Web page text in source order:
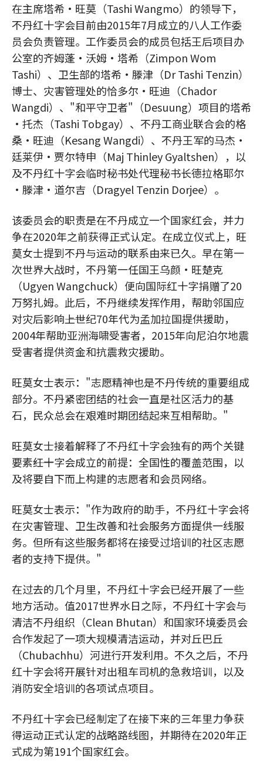
在主席塔希·旺莫（Tashi Wangmo）的领导下，
不丹红十字会目前由2015年7月成立的八人工作委
员会负责管理。工作委员会的成员包括王后项目办
公室的齐姆蓬·沃姆·塔希（Zimpon Wom
Tashi）、卫生部的塔希·滕津（Dr Tashi Tenzin）
博士、灾害管理处的恰多尔·旺迪（Chador
Wangdi）、"和平守卫者"（Desuung）项目的塔希
·托杰（Tashi Tobgay）、不丹工商业联合会的格
桑·旺迪（Kesang Wangdi）、不丹王军的马杰·
廷莱伊·贾尔特申（Maj Thinley Gyaltshen），以
及不丹红十字会临时秘书处代理秘书长德拉格耶尔
·滕津·道尔吉（Dragyel Tenzin Dorjee）。
该委员会的职责是在不丹成立一个国家红会，并力
争在2020年之前获得正式认定。在成立仪式上，旺
莫女士提到不丹与运动的联系由来已久。早在第一
次世界大战时，不丹第一任国王乌颜·旺楚克
（Ugyen Wangchuck）便向国际红十字捐赠了20
万努扎姆。此后，不丹继续发挥作用，帮助邻国应
对灾后影响――上世纪70年代为孟加拉国提供援助，
2004年帮助亚洲海啸受害者，2015年向尼泊尔地震
受害者提供资金和抗震救灾援助。
旺莫女士表示："志愿精神也是不丹传统的重要组成
部分。不丹紧密团结的社会一直是社区活力的基
石，民众总会在艰难时期团结起来互相帮助。"
旺莫女士接着解释了不丹红十字会独有的两个关键
要素――红十字会成立的前提：全国性的覆盖范围，以
及将要自下而上构建的志愿者和会员网络。
旺莫女士表示："作为政府的助手，不丹红十字会将
在灾害管理、卫生改善和社会服务方面提供一线服
务。但所有这些服务都将在接受过培训的社区志愿
者的支持下提供。"
在过去的几个月里，不丹红十字会已经开展了一些
地方活动。值2017世界水日之际，不丹红十字会与
清洁不丹组织（Clean Bhutan）和国家环境委员会
合作发起了一项大规模清洁运动，并对丘巴丘
（Chubachhu）河进行开发利用。不久之后，不丹
红十字会将开展针对出租车司机的急救培训，以及
消防安全培训的各项试点项目。
不丹红十字会已经制定了在接下来的三年里力争获
得运动正式认定的战略路线图，并期待在2020年正
式成为第191个国家红会。